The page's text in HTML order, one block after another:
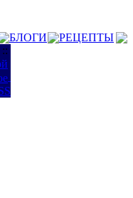
БЛОГИ
РЕЦЕПТЫ
::